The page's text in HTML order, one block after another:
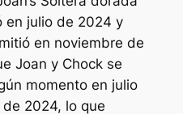
en julio de 2024 y
en noviembre de
Joan y Chock se
momento en julio
2024, lo que